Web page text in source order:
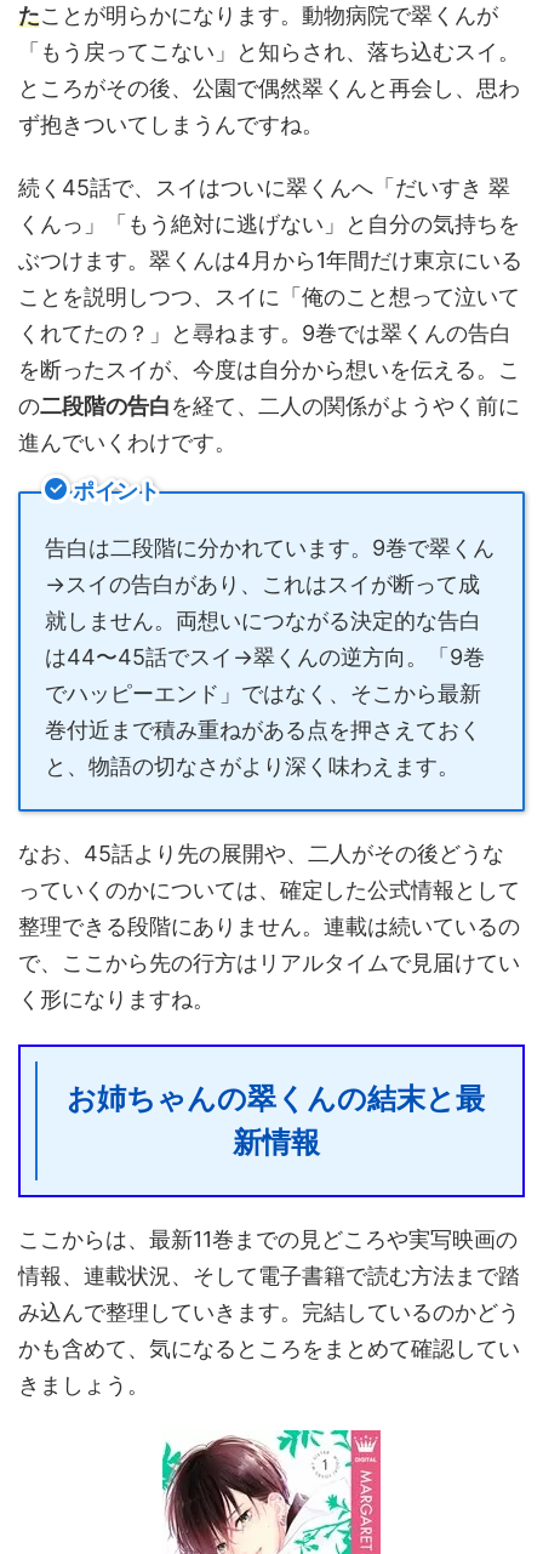
たことが明らかになります。動物病院で翠くんが
「もう戻ってこない」と知らされ、落ち込むスイ。
ところがその後、公園で偶然翠くんと再会し、思わ
ず抱きついてしまうんですね。
続く45話で、スイはついに翠くんへ「だいすき 翠
くんっ」「もう絶対に逃げない」と自分の気持ちを
ぶつけます。翠くんは4月から1年間だけ東京にいる
ことを説明しつつ、スイに「俺のこと想って泣いて
くれてたの？」と尋ねます。9巻では翠くんの告白
を断ったスイが、今度は自分から想いを伝える。こ
の二段階の告白を経て、二人の関係がようやく前に
進んでいくわけです。
ポイント
告白は二段階に分かれています。9巻で翠くん
→スイの告白があり、これはスイが断って成
就しません。両想いにつながる決定的な告白
は44〜45話でスイ→翠くんの逆方向。「9巻
でハッピーエンド」ではなく、そこから最新
巻付近まで積み重ねがある点を押さえておく
と、物語の切なさがより深く味わえます。
なお、45話より先の展開や、二人がその後どうな
っていくのかについては、確定した公式情報として
整理できる段階にありません。連載は続いているの
で、ここから先の行方はリアルタイムで見届けてい
く形になりますね。
お姉ちゃんの翠くんの結末と最
新情報
ここからは、最新11巻までの見どころや実写映画の
情報、連載状況、そして電子書籍で読む方法まで踏
み込んで整理していきます。完結しているのかどう
かも含めて、気になるところをまとめて確認してい
きましょう。